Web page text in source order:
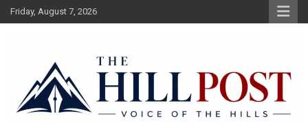
Skip
to
Friday, August 7, 2026